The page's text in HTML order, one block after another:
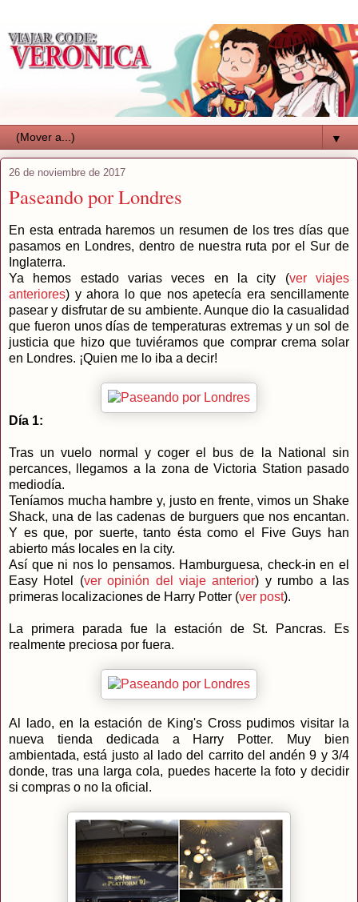
▼
26 de noviembre de 2017
Paseando por Londres
En esta entrada haremos un resumen de los tres días que
pasamos en Londres, dentro de nuestra ruta por el Sur de
Inglaterra.
Ya hemos estado varias veces en la city (ver viajes
anteriores) y ahora lo que nos apetecía era sencillamente
pasear y disfrutar de su ambiente. Aunque dio la casualidad
que fueron unos días de temperaturas extremas y un sol de
justicia que hizo que tuviéramos que comprar crema solar
en Londres. ¡Quien me lo iba a decir!
Día 1:
Tras un vuelo normal y coger el bus de la National sin
percances, llegamos a la zona de Victoria Station pasado
mediodía.
Teníamos mucha hambre y, justo en frente, vimos un Shake
Shack, una de las cadenas de burguers que nos encantan.
Y es que, por suerte, tanto ésta como el Five Guys han
abierto más locales en la city.
Así que ni nos lo pensamos. Hamburguesa, check-in en el
Easy Hotel (ver opinión del viaje anterior) y rumbo a las
primeras localizaciones de Harry Potter (ver post).
La primera parada fue la estación de St. Pancras. Es
realmente preciosa por fuera.
Al lado, en la estación de King's Cross pudimos visitar la
nueva tienda dedicada a Harry Potter. Muy bien
ambientada, está justo al lado del carrito del andén 9 y 3/4
donde, tras una larga cola, puedes hacerte la foto y decidir
si compras o no la oficial.